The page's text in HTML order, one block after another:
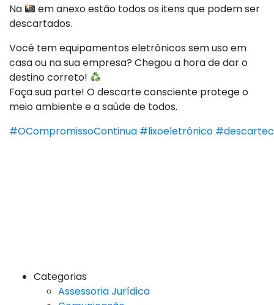
Na
em anexo estão todos os itens que podem ser
descartados.
Você tem equipamentos eletrônicos sem uso em
casa ou na sua empresa? Chegou a hora de dar o
destino correto!
Faça sua parte! O descarte consciente protege o
meio ambiente e a saúde de todos.
#OCompromissoContinua #lixoeletrônico
Categorias
Assessoria Jurídica